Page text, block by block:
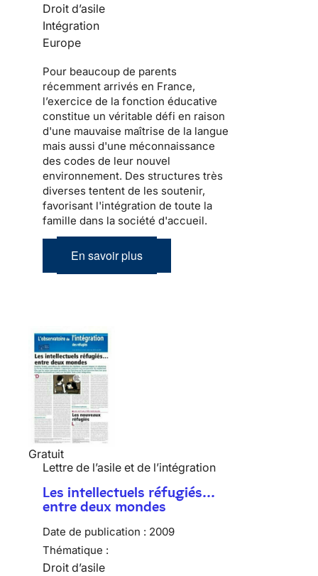
Droit d’asile
Intégration
Europe
Pour beaucoup de parents
récemment arrivés en France,
l’exercice de la fonction éducative
constitue un véritable défi en raison
d'une mauvaise maîtrise de la langue
mais aussi d'une méconnaissance
des codes de leur nouvel
environnement. Des structures très
diverses tentent de les soutenir,
favorisant l'intégration de toute la
famille dans la société d'accueil.
En savoir plus
Gratuit
Lettre de l’asile et de l’intégration
Les intellectuels réfugiés…
entre deux mondes
Date de publication : 2009
Thématique :
Droit d’asile